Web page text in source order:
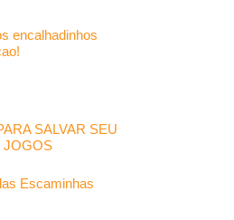
encalhadinhos
SALVAR SEU
JOGOS
Escaminhas